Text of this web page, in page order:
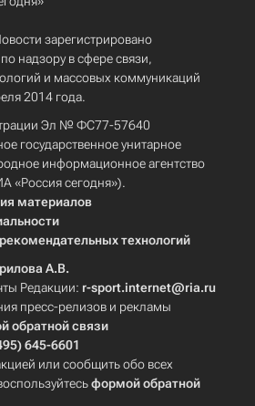
зарегистрировано
надзору в сфере связи,
и массовых коммуникаций
2014 года.
Эл № ФС77-57640
государственное унитарное
информационное агентство
«Россия сегодня»).
материалов
технологий
А.В.
Редакции: r-sport.internet@ria.ru
пресс-релизов и рекламы
обратной связи
645-6601
или сообщить обо всех
формой обратной